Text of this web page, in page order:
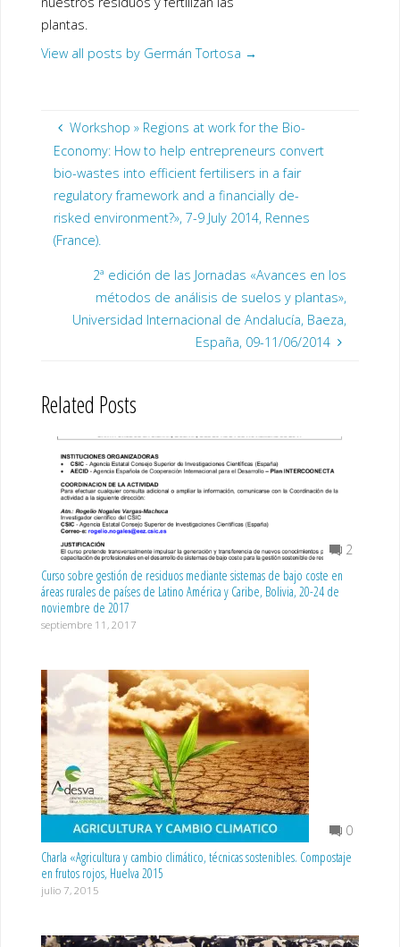
plantas.
View all posts by Germán Tortosa →
Workshop » Regions at work for the Bio-
Economy: How to help entrepreneurs convert
bio-wastes into efficient fertilisers in a fair
regulatory framework and a financially de-
risked environment?», 7-9 July 2014, Rennes
(France).
2ª edición de las Jornadas «Avances en los
métodos de análisis de suelos y plantas»,
Universidad Internacional de Andalucía, Baeza,
España, 09-11/06/2014
Related Posts
2
Curso sobre gestión de residuos mediante sistemas de bajo coste en
áreas rurales de países de Latino América y Caribe, Bolivia, 20-24 de
noviembre de 2017
septiembre 11, 2017
0
Charla «Agricultura y cambio climático, técnicas sostenibles. Compostaje
en frutos rojos, Huelva 2015
julio 7, 2015